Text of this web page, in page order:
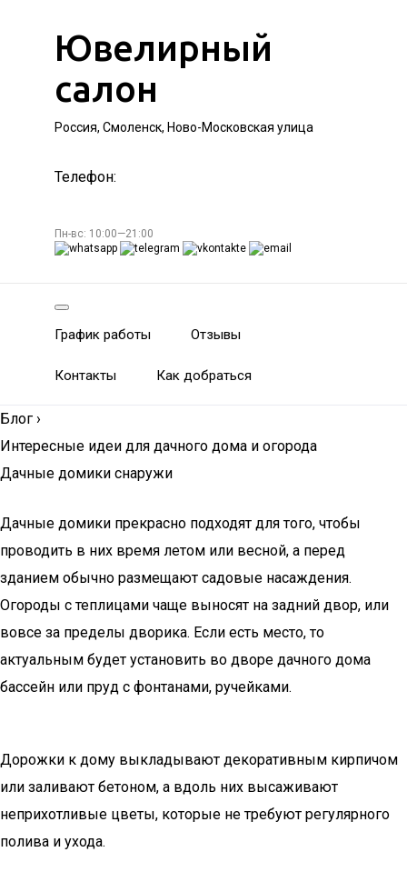
Ювелирный
салон
Россия, Смоленск, Ново-Московская улица
Телефон:
Пн-вс: 10:00—21:00
График работы Отзывы
Контакты Как добраться
Блог ›
Интересные идеи для дачного дома и огорода
Дачные домики снаружи
Дачные домики прекрасно подходят для того, чтобы
проводить в них время летом или весной, а перед
зданием обычно размещают садовые насаждения.
Огороды с теплицами чаще выносят на задний двор, или
вовсе за пределы дворика. Если есть место, то
актуальным будет установить во дворе дачного дома
бассейн или пруд с фонтанами, ручейками.
Дорожки к дому выкладывают декоративным кирпичом
или заливают бетоном, а вдоль них высаживают
неприхотливые цветы, которые не требуют регулярного
полива и ухода.